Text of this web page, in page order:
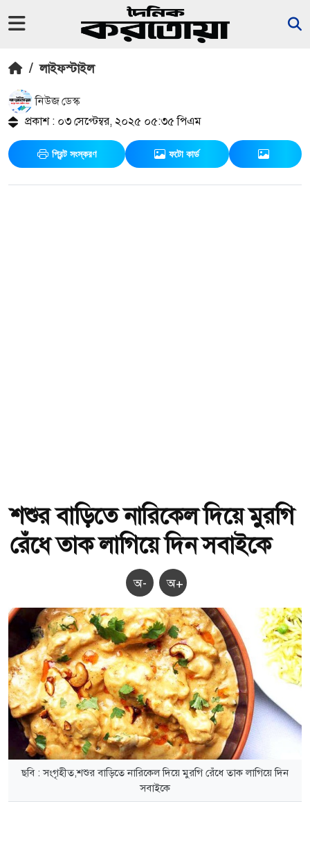
/ লাইফস্টাইল
নিউজ ডেস্ক
প্রকাশ : ০৩ সেপ্টেম্বর, ২০২৫ ০৫:৩৫ পিএম
প্রিন্ট সংস্করণ ফটো কার্ড
শশুর বাড়িতে নারিকেল দিয়ে মুরগি
রেঁধে তাক লাগিয়ে দিন সবাইকে
অ- অ+
ছবি : সংগৃহীত,শশুর বাড়িতে নারিকেল দিয়ে মুরগি রেঁধে তাক লাগিয়ে দিন
সবাইকে